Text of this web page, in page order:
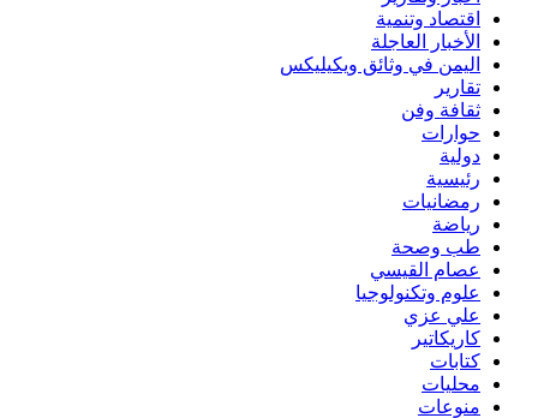
اقتصاد وتنمية
الأخبار العاجلة
اليمن في وثائق ويكيليكس
تقارير
ثقافة وفن
حوارات
دولية
رئيسية
رمضانيات
رياضة
طب وصحة
عصام القيسي
علوم وتكنولوجيا
علي عزي
كاريكاتير
كتابات
محليات
منوعات